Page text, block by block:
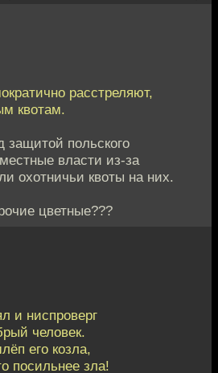
расстреляют,
квотам.
защитой польского
власти из-за
охотничьи квоты на них.
цветные???
и ниспроверг
человек.
его козла,
посильнее зла!